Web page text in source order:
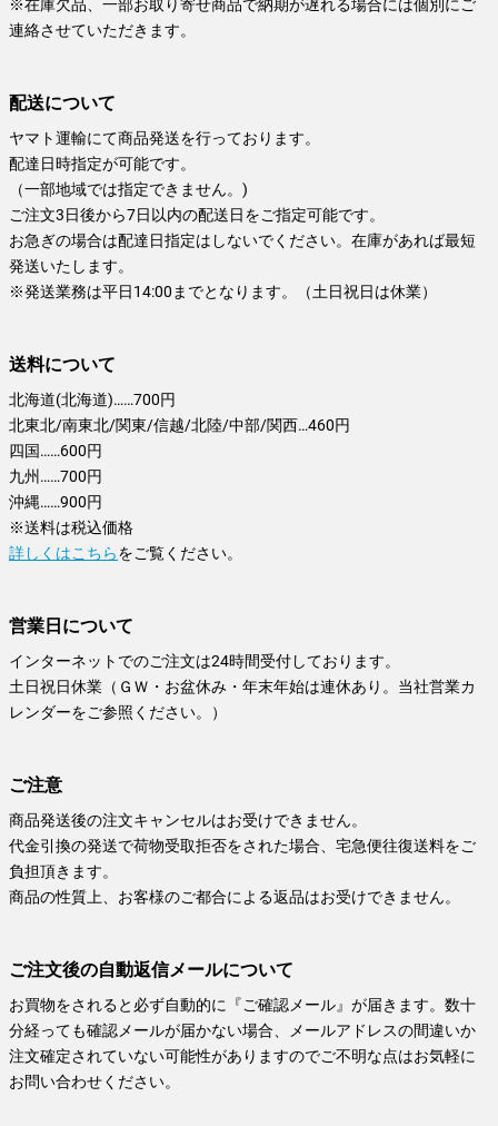
※在庫欠品、一部お取り寄せ商品で納期が遅れる場合には個別にご
連絡させていただきます。
配送について
ヤマト運輸にて商品発送を行っております。
配達日時指定が可能です。
（一部地域では指定できません。)
ご注文3日後から7日以内の配送日をご指定可能です。
お急ぎの場合は配達日指定はしないでください。在庫があれば最短
発送いたします。
※発送業務は平日14:00までとなります。（土日祝日は休業）
送料について
北海道(北海道)……700円
北東北/南東北/関東/信越/北陸/中部/関西…460円
四国……600円
九州……700円
沖縄……900円
※送料は税込価格
詳しくはこちらをご覧ください。
営業日について
インターネットでのご注文は24時間受付しております。
土日祝日休業（ＧＷ・お盆休み・年末年始は連休あり。当社営業カ
レンダーをご参照ください。）
ご注意
商品発送後の注文キャンセルはお受けできません。
代金引換の発送で荷物受取拒否をされた場合、宅急便往復送料をご
負担頂きます。
商品の性質上、お客様のご都合による返品はお受けできません。
ご注文後の自動返信メールについて
お買物をされると必ず自動的に『ご確認メール』が届きます。数十
分経っても確認メールが届かない場合、メールアドレスの間違いか
注文確定されていない可能性がありますのでご不明な点はお気軽に
お問い合わせください。